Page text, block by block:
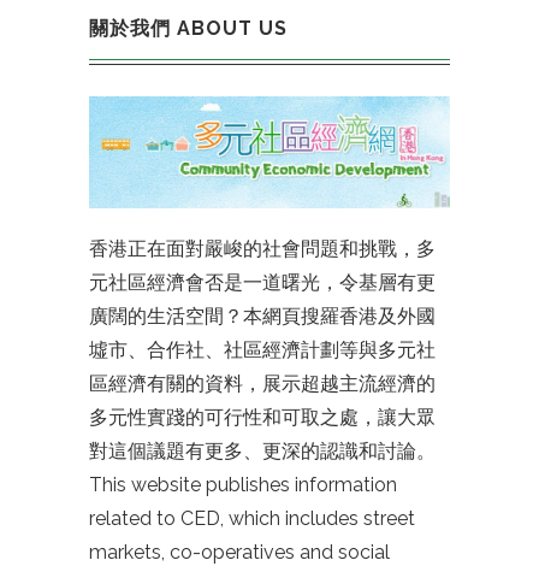
關於我們 ABOUT US
香港正在面對嚴峻的社會問題和挑戰，多
元社區經濟會否是一道曙光，令基層有更
廣闊的生活空間？本網頁搜羅香港及外國
墟市、合作社、社區經濟計劃等與多元社
區經濟有關的資料，展示超越主流經濟的
多元性實踐的可行性和可取之處，讓大眾
對這個議題有更多、更深的認識和討論。
This website publishes information
related to CED, which includes street
markets, co-operatives and social